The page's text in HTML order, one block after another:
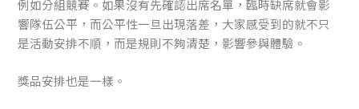
例如分組競賽。如果沒有先確認出席名單，臨時缺席就會影
響隊伍公平，而公平性一旦出現落差，大家感受到的就不只
是活動安排不順，而是規則不夠清楚，影響參與體驗。
獎品安排也是一樣。